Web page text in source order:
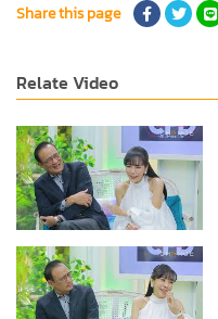
Share this page
Relate Video